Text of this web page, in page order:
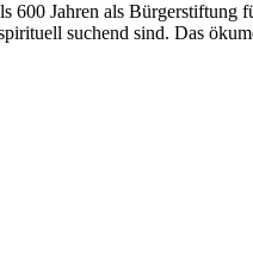
600 Jahren als
suchend sind. Das